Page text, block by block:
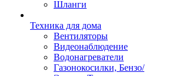
Шланги
Техника для дома
Вентиляторы
Видеонаблюдение
Водонагреватели
Газонокосилки, Бензо/